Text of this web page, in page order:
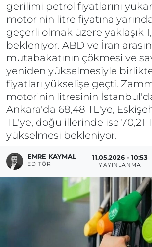
gerilimi petrol fiyatlarını
motorinin litre fiyatına
geçerli olmak üzere yaklaşık
bekleniyor. ABD ve İran
mutabakatının çökmesi ve
yeniden yükselmesiyle
fiyatları yükselişe geçti.
motorinin litresinin
Ankara'da 68,48 TL'ye,
TL'ye, doğu illerinde ise 70,21
yükselmesi bekleniyor.
EMRE KAYMAL
EDITÖR
11.05.2026 - 10:53
YAYINLANMA